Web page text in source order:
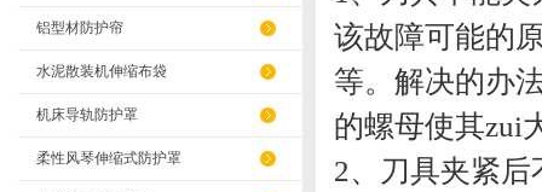
铝型材防护帘
水泥散装机伸缩布袋
机床导轨防护罩
柔性风琴伸缩式防护罩
该故障可能的
等。解决的办
的螺母使其zui
2、刀具夹紧后